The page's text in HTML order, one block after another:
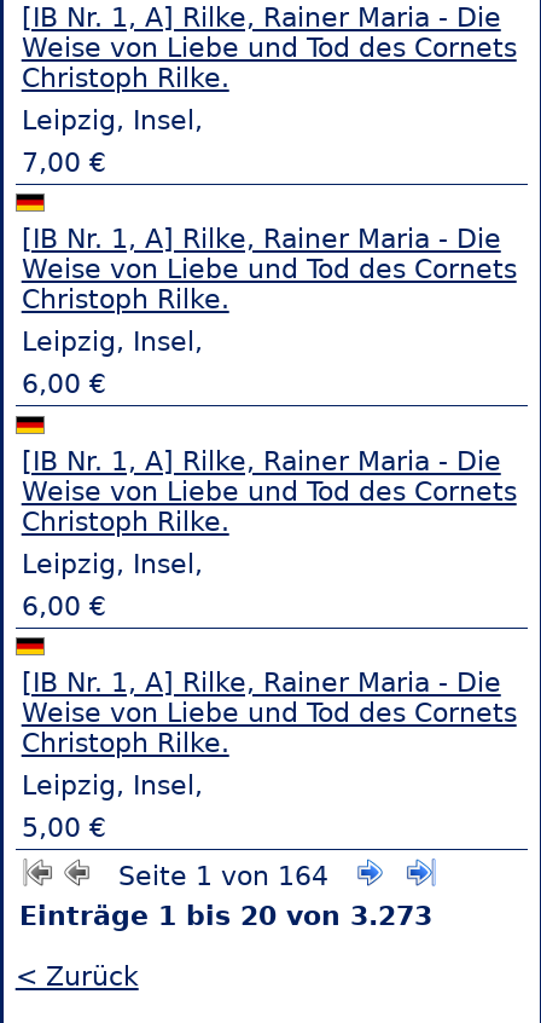
[IB Nr. 1, A] Rilke, Rainer Maria - Die
Weise von Liebe und Tod des Cornets
Christoph Rilke.
Leipzig, Insel,
7,00 €
[IB Nr. 1, A] Rilke, Rainer Maria - Die
Weise von Liebe und Tod des Cornets
Christoph Rilke.
Leipzig, Insel,
6,00 €
[IB Nr. 1, A] Rilke, Rainer Maria - Die
Weise von Liebe und Tod des Cornets
Christoph Rilke.
Leipzig, Insel,
6,00 €
[IB Nr. 1, A] Rilke, Rainer Maria - Die
Weise von Liebe und Tod des Cornets
Christoph Rilke.
Leipzig, Insel,
5,00 €
Seite 1 von 164
Einträge 1 bis 20 von 3.273
< Zurück